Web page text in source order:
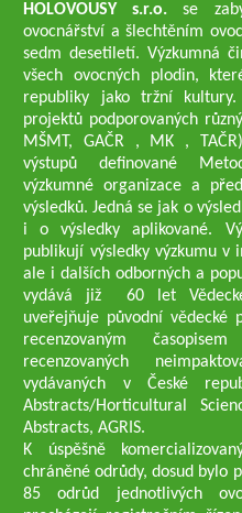
HOLOVOUSY s.r.o.se
ovocnářství a šlechtěním
sedm desetiletí. Výzkumná
všech ovocných plodin,
republiky jako tržní
projektů podporovaných
MŠMT, GAČR , MK ,
výstupů definované
výzkumné organizace a
výsledků. Jedná se jak o
i o výsledky aplikované.
publikují výsledky výzkumu v
ale i dalších odborných a
vydává již 60 let Vědecké
uveřejňuje původní vědecké
recenzovaným
recenzovaných
vydávaných v České
Abstracts/Horticultural
Abstracts, AGRIS.
K úspěšně
chráněné odrůdy, dosud bylo
85 odrůd jednotlivých